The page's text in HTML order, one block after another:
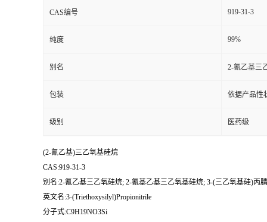
CAS编号 919-31-3
纯度 99%
别名 2-氰乙基三
包装 依据产品性
级别 医药级
(2-氰乙基)三乙氧基硅烷
CAS:919-31-3
别名:2-氰乙基三乙氧硅烷; 2-氰基乙基三乙氧基硅烷; 3-(三乙氧基硅)丙
英文名:3-(Triethoxysilyl)Propionitrile
分子式:C9H19NO3Si